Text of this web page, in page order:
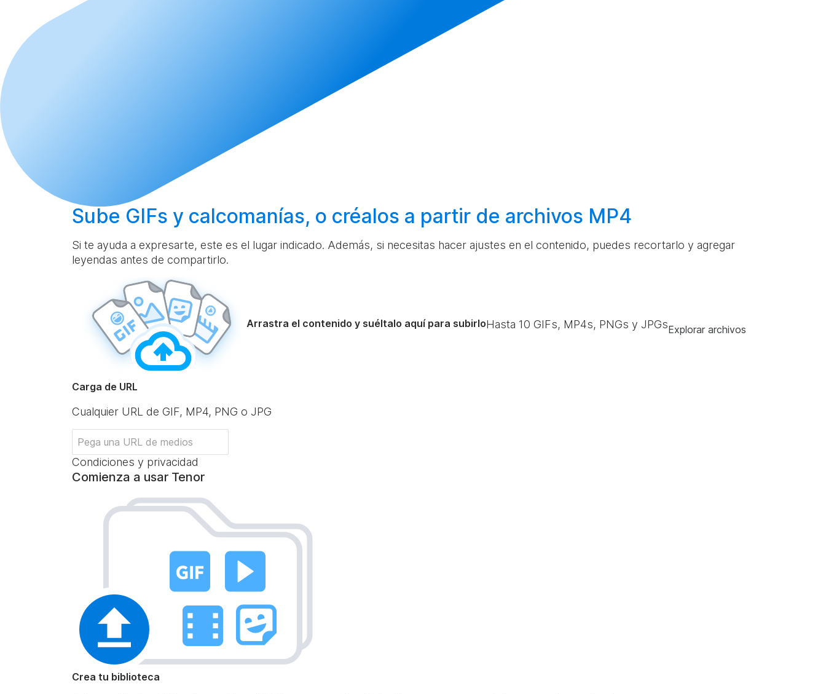
Sube GIFs y calcomanías, o créalos a partir de archivos MP4
Si te ayuda a expresarte, este es el lugar indicado. Además, si necesitas hacer ajustes en el contenido, puedes recortarlo y agregar
leyendas antes de compartirlo.
Arrastra el contenido y suéltalo aquí para subirloHasta 10 GIFs, MP4s, PNGs y JPGsExplorar archivos
Carga de URL
Cualquier URL de GIF, MP4, PNG o JPG
Condiciones y privacidad
Comienza a usar Tenor
Crea tu biblioteca